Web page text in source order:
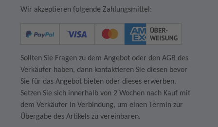
Wir akzeptieren folgende Zahlungsmittel:
Sollten Sie Fragen zu dem Angebot oder den AGB des
Verkäufer haben, dann kontaktieren Sie diesen bevor
Sie für das Angebot bieten oder dieses erwerben.
Setzen Sie sich innerhalb von 2 Wochen nach Kauf mit
dem Verkäufer in Verbindung, um einen Termin zur
Übergabe des Artikels zu vereinbaren.